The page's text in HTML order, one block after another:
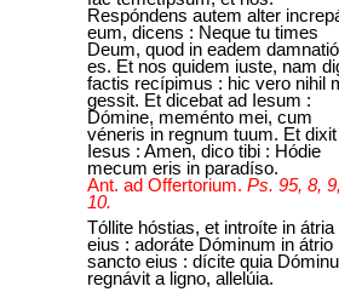
Respóndens autem alter
eum, dicens : Neque tu times
Deum, quod in eadem
es. Et nos quidem iuste, nam
factis recípimus : hic vero nihil
gessit. Et dicebat ad Iesum :
Dómine, meménto mei, cum
véneris in regnum tuum. Et dixit
Iesus : Amen, dico tibi : Hódie
mecum eris in paradíso.
Ant. ad Offertorium. Ps. 95, 8,
10.
Tóllite hóstias, et introíte in átria
eius : adoráte Dóminum in átrio
sancto eius : dícite quia
regnávit a ligno, allelúia.